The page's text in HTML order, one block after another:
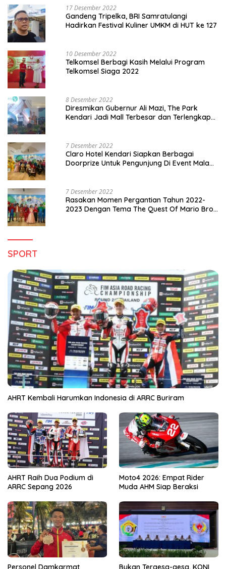
17 Desember 2022
Gandeng Tripelka, BRI Samratulangi
Hadirkan Festival Kuliner UMKM di HUT ke 127
10 Desember 2022
Telkomsel Berbagi Kasih Melalui Program
Telkomsel Siaga 2022
8 Desember 2022
Diresmikan Gubernur Ali Mazi, The Park
Kendari Jadi Mall Terbesar dan Terlengkap
7 Desember 2022
Claro Hotel Kendari Siapkan Berbagai
Doorprize Untuk Pengunjung Di Event Malam
7 Desember 2022
Rasakan Momen Pergantian Tahun 2022-
2023 Dengan Tema The Quest Of Mario Bros
SPORT
AHRT Kembali Harumkan Indonesia di ARRC Buriram
AHRT Raih Dua Podium di
ARRC Sepang 2026
Moto4 2026: Empat Rider
Muda AHM Siap Beraksi
Personel Damkarmat Bukan Tergesa-gesa, KONI